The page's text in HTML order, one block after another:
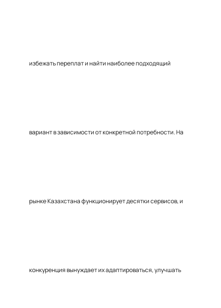
избежать переплат и найти наиболее подходящий
вариант в зависимости от конкретной потребности. На
рынке Казахстана функционирует десятки сервисов, и
конкуренция вынуждает их адаптироваться, улучшать